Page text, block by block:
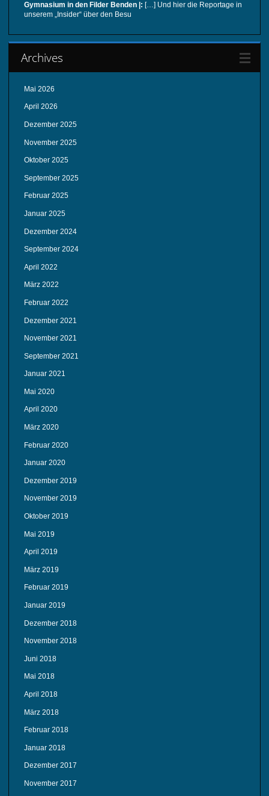
Gymnasium in den Filder Benden |: […] Und hier die Reportage in
unserem „Insider“ über den Besu
Archives
Mai 2026
April 2026
Dezember 2025
November 2025
Oktober 2025
September 2025
Februar 2025
Januar 2025
Dezember 2024
September 2024
April 2022
März 2022
Februar 2022
Dezember 2021
November 2021
September 2021
Januar 2021
Mai 2020
April 2020
März 2020
Februar 2020
Januar 2020
Dezember 2019
November 2019
Oktober 2019
Mai 2019
April 2019
März 2019
Februar 2019
Januar 2019
Dezember 2018
November 2018
Juni 2018
Mai 2018
April 2018
März 2018
Februar 2018
Januar 2018
Dezember 2017
November 2017